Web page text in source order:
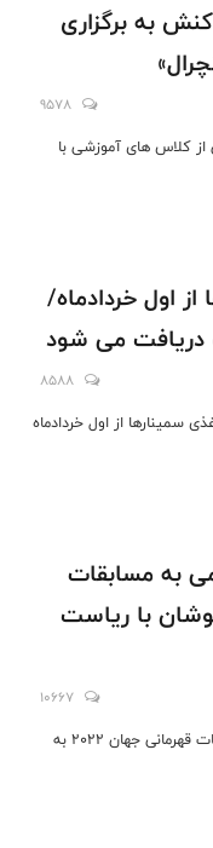
به برگزاری
9578
از کلاس های آموزشی با
اول خردادماه/
دریافت می شود
8588
سمینارها از اول خردادماه
به مسابقات
با ریاست
10667
تیم ملی پرس سینه ایران با سه ورزشکار به مسابقات قهرمانی جهان 2022 به